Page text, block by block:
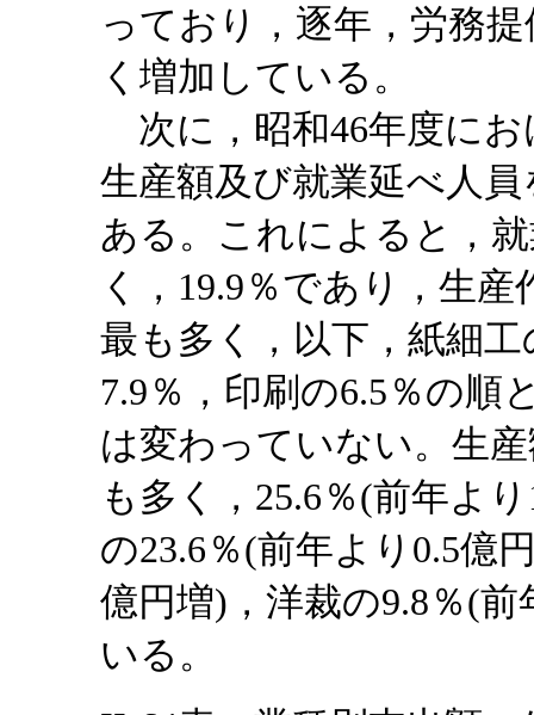
っており，逐年，労務
く増加している。
次に，昭和46年度にお
生産額及び就業延べ人
ある。これによると，
く，19.9％であり，生
最も多く，以下，紙細
7.9％，印刷の6.5％の順
は変わっていない。生
も多く，25.6％(前年よ
の23.6％(前年より0.5億
億円増)，洋裁の9.8％(
いる。